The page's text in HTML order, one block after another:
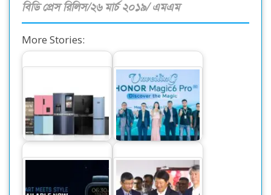
বিডি প্রেস রিলিস/২৬ মার্চ ২০১৯/ এমএম
More Stories:
এআইওটি বেজড সর্বোচ্চ
কনভার্টিবল ও ভিন্ন
ভিন্ন…
দেশের বাজারে বিশ্বের
নাম্বার ওয়ান স্মার্টফোন
অনার…